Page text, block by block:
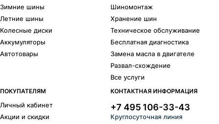
Зимние шины
Летние шины
Колесные диски
Аккумуляторы
Автотовары
Шиномонтаж
Хранение шин
Техническое обслуживание
Бесплатная диагностика
Замена масла в двигателе
Развал-схождение
Все услуги
ПОКУПАТЕЛЯМ
Личный кабинет
Акции и скидки
КОНТАКТНАЯ ИНФОРМАЦИЯ
+7 495 106-33-43
Круглосуточная линия